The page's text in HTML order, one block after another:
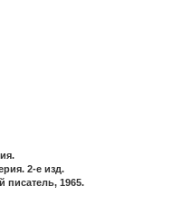
2-е изд.
писатель, 1965.